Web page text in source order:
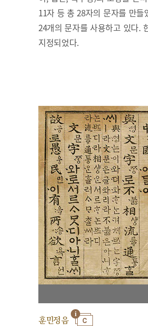
11자 등 총 28자의 문자를 만
24개의 문자를 사용하고 있다.
지정되었다.
훈민정음